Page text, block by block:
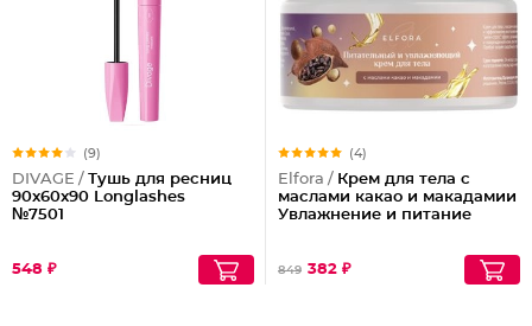
(9)
DIVAGE / Тушь для ресниц
90x60x90 Longlashes
№7501
548 ₽
(4)
Elfora / Крем для тела с
маслами какао и макадамии
Увлажнение и питание
849 382 ₽